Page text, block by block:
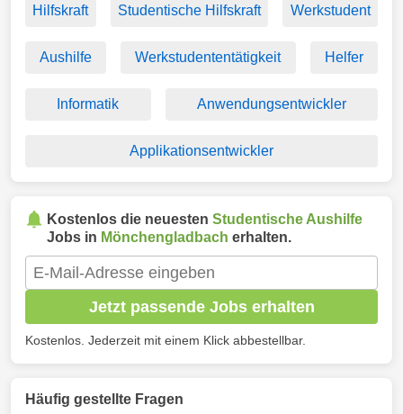
Hilfskraft Studentische Hilfskraft Werkstudent
Aushilfe Werkstudententätigkeit Helfer
Informatik Anwendungsentwickler
Applikationsentwickler
Kostenlos die neuesten Studentische Aushilfe
Jobs in Mönchengladbach erhalten.
Jetzt passende Jobs erhalten
Kostenlos. Jederzeit mit einem Klick abbestellbar.
Häufig gestellte Fragen